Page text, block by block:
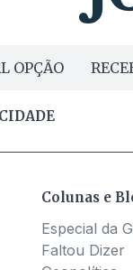
OPÇÃO
Colunas e
Especial da
Faltou Dizer